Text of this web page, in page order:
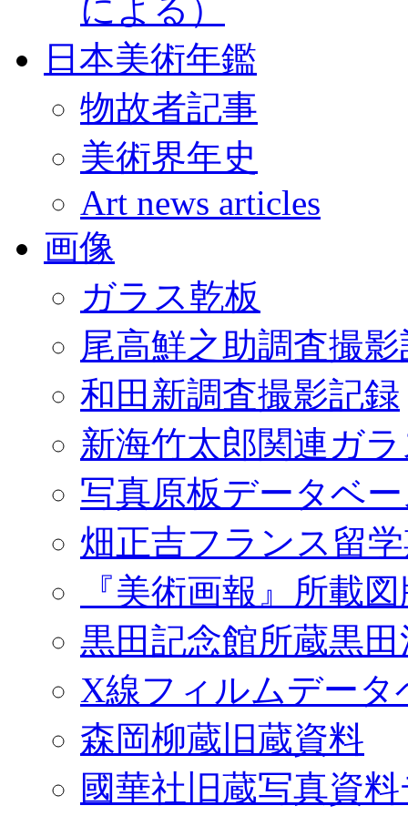
による）
日本美術年鑑
物故者記事
美術界年史
Art news articles
画像
ガラス乾板
尾高鮮之助調査撮
和田新調査撮影記録
新海竹太郎関連ガ
写真原板データベ
畑正吉フランス留
『美術画報』所載
黒田記念館所蔵黒
X線フィルムデータ
森岡柳蔵旧蔵資料
國華社旧蔵写真資